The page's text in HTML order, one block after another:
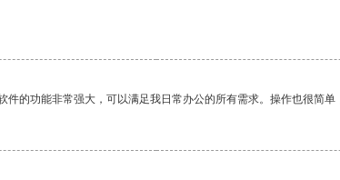
的功能非常强大，可以满足我日常办公的所有需求。操作也很简单